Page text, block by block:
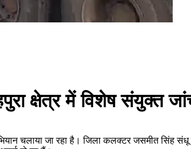
क्षेत्र में विशेष संयुक्त
चलाया जा रहा है। जिला कलक्टर जसमीत सिंह संधू